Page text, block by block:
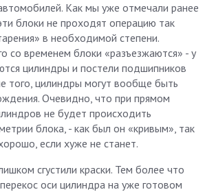
Как мы уже отмечали ранее
блоки не проходят операцию так
в необходимой степени.
со временем блоки «разъезжаются» - у
цилиндры и постели подшипников
того, цилиндры могут вообще быть
Очевидно, что при прямом
не будет происходить
блока, - как был он «кривым», так
если хуже не станет.
сгустили краски. Тем более что
оси цилиндра на уже готовом